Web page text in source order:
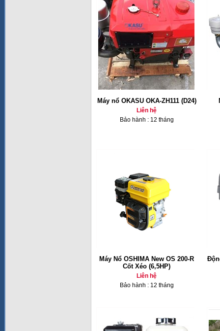
Máy nổ OKASU OKA-ZH111 (D24)
Liên hệ
Bảo hành : 12 tháng
Máy Nổ OSHIMA New OS 200-R
Cốt Xéo (6,5HP)
Liên hệ
Bảo hành : 12 tháng